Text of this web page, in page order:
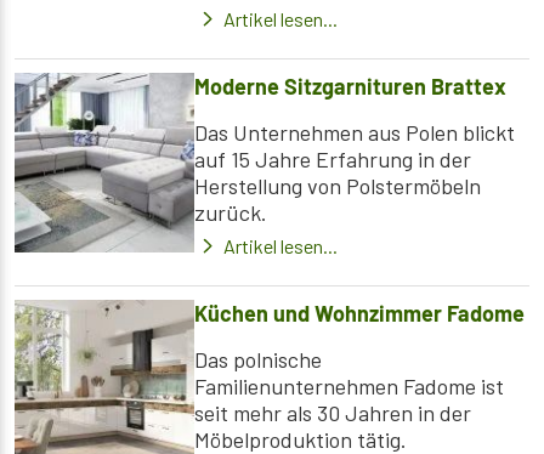
Artikel lesen...
Moderne Sitzgarnituren Brattex
Das Unternehmen aus Polen blickt
auf 15 Jahre Erfahrung in der
Herstellung von Polstermöbeln
zurück.
Artikel lesen...
Küchen und Wohnzimmer Fadome
Das polnische
Familienunternehmen Fadome ist
seit mehr als 30 Jahren in der
Möbelproduktion tätig.